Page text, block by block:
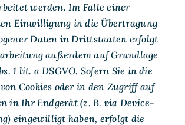
werden. Im Falle einer
Einwilligung in die Übertragung
Daten in Drittstaaten erfolgt
außerdem auf Grundlage
1 lit. a DSGVO. Sofern Sie in die
Cookies oder in den Zugriff auf
in Ihr Endgerät (z. B. via Device-
eingewilligt haben, erfolgt die